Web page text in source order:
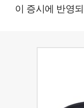
이 증시에 반영